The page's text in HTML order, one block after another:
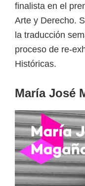
finalista en el
Arte y Derecho.
la traducción
proceso de re-
Históricas.
María José